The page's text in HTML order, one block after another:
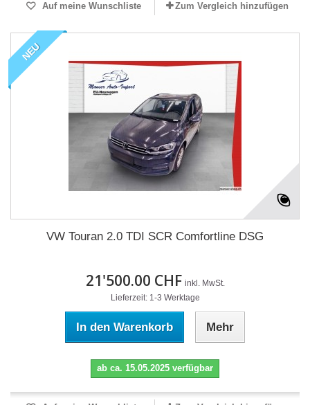
Auf meine Wunschliste Zum Vergleich hinzufügen
NEU
VW Touran 2.0 TDI SCR Comfortline DSG
21'500.00 CHF inkl. MwSt.
Lieferzeit: 1-3 Werktage
In den Warenkorb Mehr
ab ca. 15.05.2025 verfügbar